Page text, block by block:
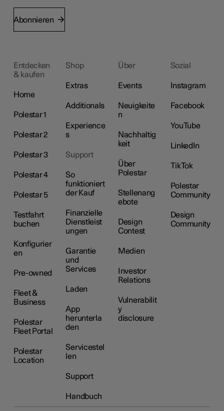
Abonnieren
Entdecken
& kaufen
Home
Polestar 1
Polestar 2
Polestar 3
Polestar 4
Polestar 5
Testfahrt
buchen
Konfigurier
en
Pre-owned
Fleet &
Business
Polestar
Fleet Portal
Polestar
Location
Shop
Extras
Additionals
Experience
s
Support
So
funktioniert
der Kauf
Finanzielle
Dienstleist
ungen
Garantie
und
Services
Laden
App
herunterla
den
Servicestel
len
Support
Handbuch
Über
Events
Neuigkeite
n
Nachhaltig
keit
Über
Polestar
Stellenang
ebote
Design
Contest
Medien
Investor
Relations
Vulnerabilit
y
disclosure
Sozial
Instagram
Facebook
YouTube
LinkedIn
TikTok
Polestar
Community
Design
Community